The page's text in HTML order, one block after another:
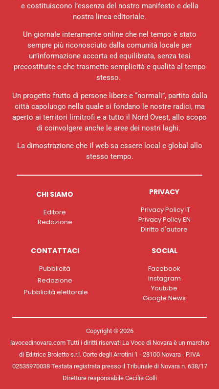
e costituiscono l’essenza del nostro manifesto e della
nostra linea editoriale.
Un giornale interamente online che nel tempo è stato
sempre più riconosciuto dalla comunità locale per
un’informazione accorta ed equilibrata, senza tesi
precostituite e che trasmette semplicità e qualità al tempo
stesso.
Un progetto frutto di persone libere e “normali”, partito dalla
città capoluogo nella quale si fondano le nostre radici, ma
aperto ai territori limitrofi e a tutto il Nord Ovest, allo scopo
di coinvolgere anche le aree dei nostri laghi.
La dimostrazione che il web sa essere local e global allo
stesso tempo.
CHI SIAMO
Editore
Redazione
PRIVACY
Privacy Policy IT
Privacy Policy EN
Diritto d'autore
CONTATTACI
Pubblicità
Redazione
Pubblicità elettorale
SOCIAL
Facebook
Instagram
Youtube
Google News
Copyright © 2026
lavocedinovara.com Tutti i diritti riservati La Voce di Novara è un marchio
di Editrice Broletto s.r.l. Corte degli Arrotini 1 - 28100 Novara - P.IVA
02535970038 Testata registrata presso il Tribunale di Novara n. 638/17
Direttore responsabile Cecilia Colli